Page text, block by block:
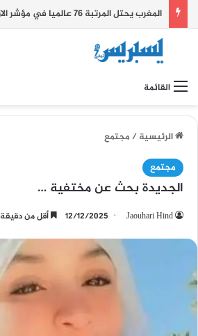
المغرب يحتل المرتبة 76 عالميا في مؤشر الازدهار العالمي.
القائمة
الرئيسية/مجتمع
مجتمع
الجديدة بحث عن مختفية …
Jaouhari Hind
12/12/2025 أقل من دقيقة